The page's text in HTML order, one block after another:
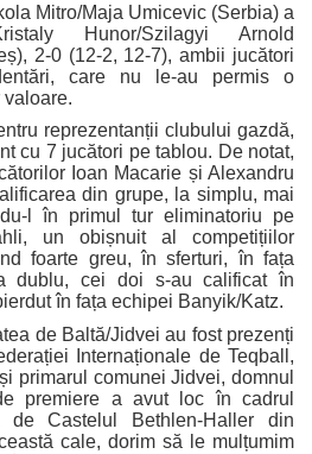
Mitro/Maja Umicevic (Serbia) a
Hunor/Szilagyi Arnold
2-0 (12-2, 12-7), ambii jucători
care nu le-au permis o
reprezentanții clubului gazdă,
cu 7 jucători pe tablou. De notat,
Ioan Macarie și Alexandru
din grupe, la simplu, mai
l în primul tur eliminatoriu pe
un obișnuit al competițiilor
foarte greu, în sferturi, în fața
dublu, cei doi s-au calificat în
în fața echipei Banyik/Katz.
de Baltă/Jidvei au fost prezenți
Internaționale de Teqball,
primarul comunei Jidvei, domnul
premiere a avut loc în cadrul
de Castelul Bethlen-Haller din
cale, dorim să le mulțumim